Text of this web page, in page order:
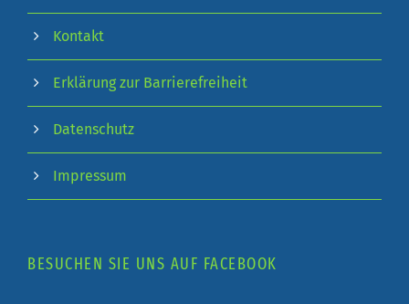
Kontakt
Erklärung zur Barrierefreiheit
Datenschutz
Impressum
BESUCHEN SIE UNS AUF FACEBOOK